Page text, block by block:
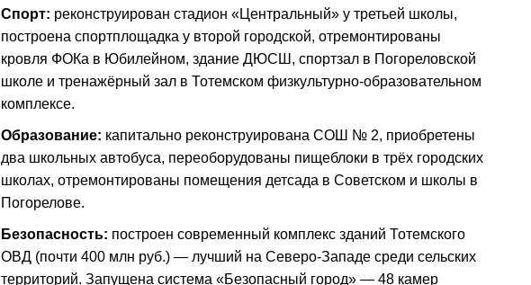
Спорт: реконструирован стадион «Центральный» у третьей школы,
построена спортплощадка у второй городской, отремонтированы
кровля ФОКа в Юбилейном, здание ДЮСШ, спортзал в Погореловской
школе и тренажёрный зал в Тотемском физкультурно-образовательном
комплексе.
Образование: капитально реконструирована СОШ № 2, приобретены
два школьных автобуса, переоборудованы пищеблоки в трёх городских
школах, отремонтированы помещения детсада в Советском и школы в
Погорелове.
Безопасность: построен современный комплекс зданий Тотемского
ОВД (почти 400 млн руб.) — лучший на Северо-Западе среди сельских
территорий. Запущена система «Безопасный город» — 48 камер